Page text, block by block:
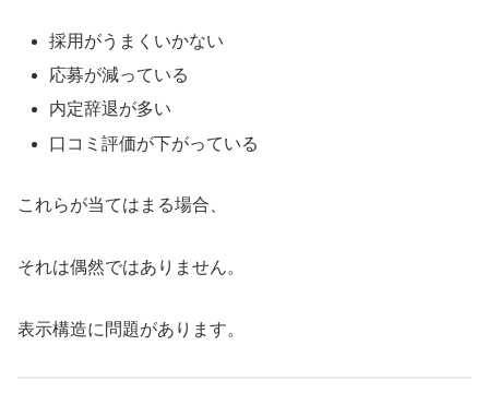
採用がうまくいかない
応募が減っている
内定辞退が多い
口コミ評価が下がっている
これらが当てはまる場合、
それは偶然ではありません。
表示構造に問題があります。